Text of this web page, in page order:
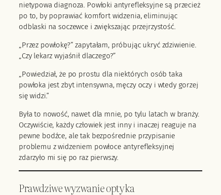
nietypowa diagnoza. Powłoki antyrefleksyjne są przecież
po to, by poprawiać komfort widzenia, eliminując
odblaski na soczewce i zwiększając przejrzystość.
„Przez powłokę?” zapytałam, próbując ukryć zdziwienie.
„Czy lekarz wyjaśnił dlaczego?”
„Powiedział, że po prostu dla niektórych osób taka
powłoka jest zbyt intensywna, męczy oczy i wtedy gorzej
się widzi.”
Była to nowość, nawet dla mnie, po tylu latach w branży.
Oczywiście, każdy człowiek jest inny i inaczej reaguje na
pewne bodźce, ale tak bezpośrednie przypisanie
problemu z widzeniem powłoce antyrefleksyjnej
zdarzyło mi się po raz pierwszy.
Prawdziwe wyzwanie optyka